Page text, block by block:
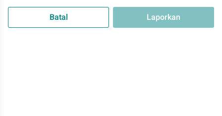
Batal Laporkan